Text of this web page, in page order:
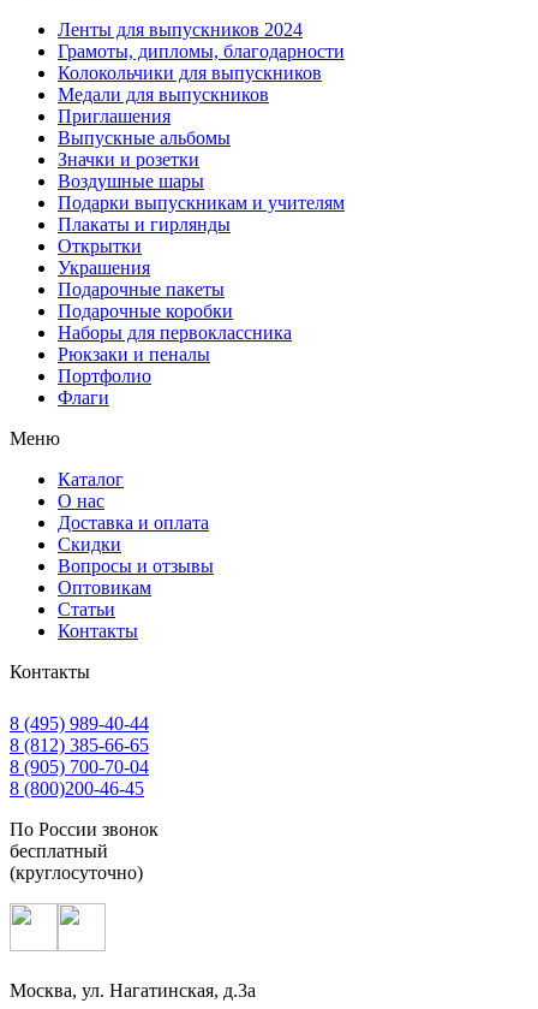
Ленты для выпускников 2024
Грамоты, дипломы, благодарности
Колокольчики для выпускников
Медали для выпускников
Приглашения
Выпускные альбомы
Значки и розетки
Воздушные шары
Подарки выпускникам и учителям
Плакаты и гирлянды
Открытки
Украшения
Подарочные пакеты
Подарочные коробки
Наборы для первоклассника
Рюкзаки и пеналы
Портфолио
Флаги
Меню
Каталог
О нас
Доставка и оплата
Скидки
Вопросы и отзывы
Оптовикам
Статьи
Контакты
Контакты
8 (495) 989-40-44
8 (812) 385-66-65
8 (905) 700-70-04
8 (800)200-46-45
По России звонок
бесплатный
(круглосуточно)
Москва, ул. Нагатинская, д.3а